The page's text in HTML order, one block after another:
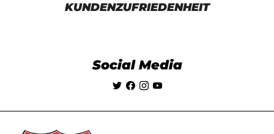
KUNDENZUFRIEDENHEIT
Social Media